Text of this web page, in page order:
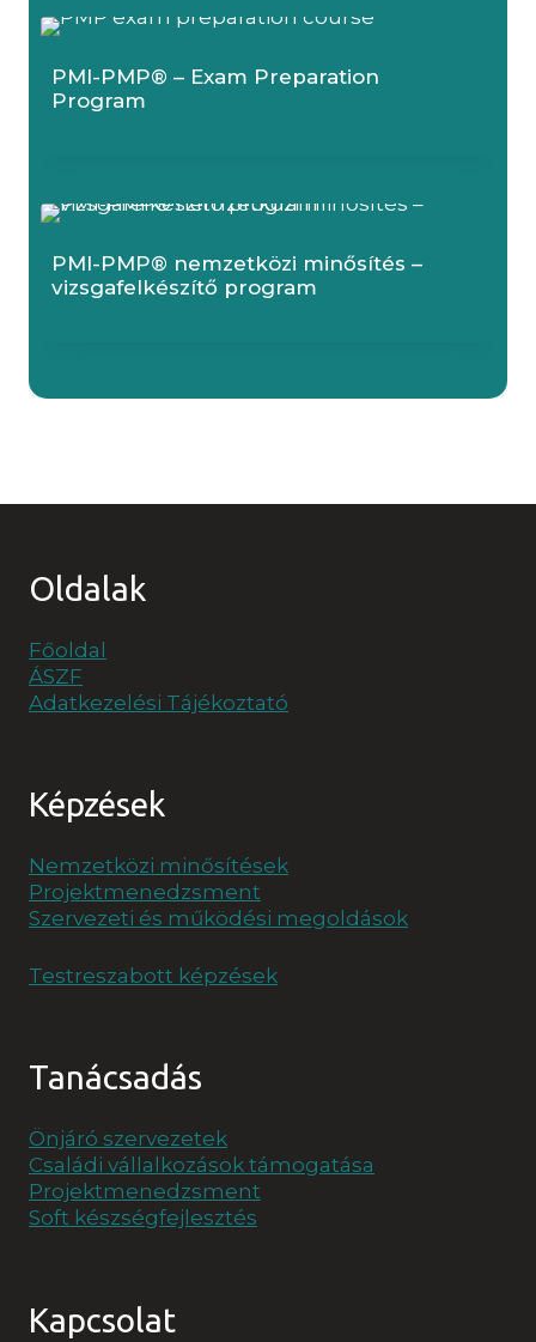
PMI-PMP® – Exam Preparation
Program
PMI-PMP® nemzetközi minősítés –
vizsgafelkészítő program
Oldalak
Főoldal
ÁSZF
Adatkezelési Tájékoztató
Képzések
Nemzetközi minősítések
Projektmenedzsment
Szervezeti és működési megoldások
Testreszabott képzések
Tanácsadás
Önjáró szervezetek
Családi vállalkozások támogatása
Projektmenedzsment
Soft készségfejlesztés
Kapcsolat